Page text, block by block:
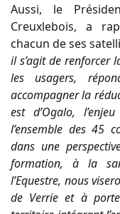
Aussi, le
Creuxlebois, a
chacun de ses
il s’agit de renforcer
les usagers,
accompagner la
est d’Ogalo,
l’ensemble des 45
dans une
formation, à la
l’Equestre, nous
de Verrie et à